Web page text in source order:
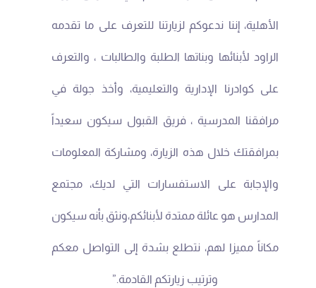
الأهلية، إننا ندعوكم لزيارتنا للتعرف على ما تقدمه
الراود لأبنائها وبناتها الطلبة والطالبات ، والتعرف
على كوادرنا الإدارية والتعليمية، وأخذ جولة في
مرافقنا المدرسية ، فريق القبول سيكون سعيداً
بمرافقتك خلال هذه الزيارة، ومشاركة المعلومات
والإجابة على الاستفسارات التي لديك، مجتمع
المدارس هو عائلة ممتدة لأبنائكم،ونثق بأنه سيكون
مكاناً مميزا لهم، نتطلع بشدة إلى التواصل معكم
وترتيب زيارتكم القادمة.”